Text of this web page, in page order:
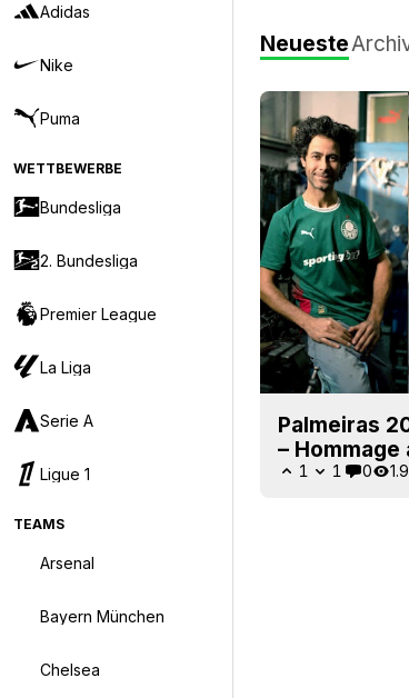
Adidas
Nike
Puma
WETTBEWERBE
Bundesliga
2. Bundesliga
Premier League
La Liga
Serie A
Ligue 1
TEAMS
Arsenal
Bayern München
Chelsea
Neueste
Palmeiras
–
1 1 0